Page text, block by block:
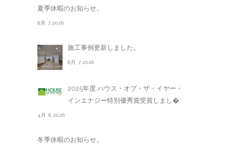
夏季休暇のお知らせ。
8月 7,2026
施工事例更新しました。
8月 7,2026
2025年度 ハウス・オブ・ザ・イヤー・
インエナジー特別優秀賞受賞しまし�. . .
4月 6,2026
冬季休暇のお知らせ。